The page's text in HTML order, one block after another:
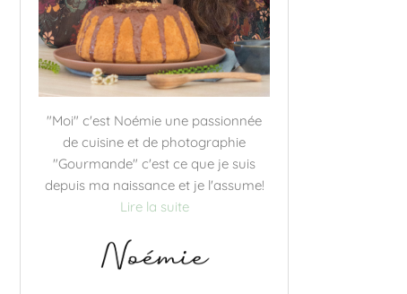
"Moi" c'est Noémie une passionnée
de cuisine et de photographie
"Gourmande" c'est ce que je suis
depuis ma naissance et je l'assume!
Lire la suite